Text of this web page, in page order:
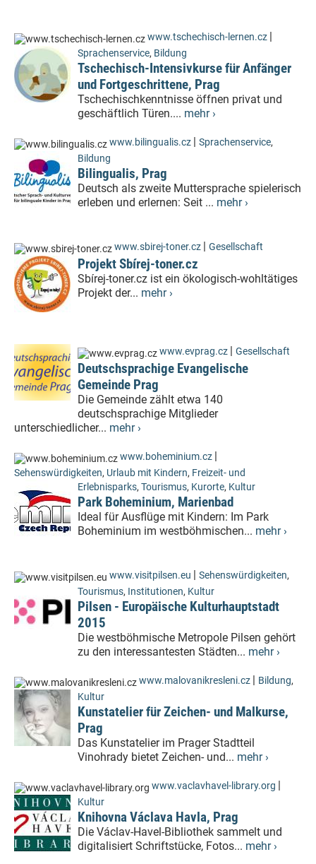
www.tschechisch-lernen.cz |
Sprachenservice, Bildung
Tschechisch-Intensivkurse für Anfänger
und Fortgeschrittene, Prag
Tschechischkenntnisse öffnen privat und
geschäftlich Türen.... mehr ›
www.bilingualis.cz | Sprachenservice,
Bildung
Bilingualis, Prag
Deutsch als zweite Muttersprache spielerisch
erleben und erlernen: Seit ... mehr ›
www.sbirej-toner.cz | Gesellschaft
Projekt Sbírej-toner.cz
Sbírej-toner.cz ist ein ökologisch-wohltätiges
Projekt der... mehr ›
www.evprag.cz | Gesellschaft
Deutschsprachige Evangelische
Gemeinde Prag
Die Gemeinde zählt etwa 140
deutschsprachige Mitglieder
unterschiedlicher... mehr ›
www.boheminium.cz |
Sehenswürdigkeiten, Urlaub mit Kindern, Freizeit- und
Erlebnisparks, Tourismus, Kurorte, Kultur
Park Boheminium, Marienbad
Ideal für Ausflüge mit Kindern: Im Park
Boheminium im westböhmischen... mehr ›
www.visitpilsen.eu | Sehenswürdigkeiten,
Tourismus, Institutionen, Kultur
Pilsen - Europäische Kulturhauptstadt
2015
Die westböhmische Metropole Pilsen gehört
zu den interessantesten Städten... mehr ›
www.malovanikresleni.cz | Bildung,
Kultur
Kunstatelier für Zeichen- und Malkurse,
Prag
Das Kunstatelier im Prager Stadtteil
Vinohrady bietet Zeichen- und... mehr ›
www.vaclavhavel-library.org |
Kultur
Knihovna Václava Havla, Prag
Die Václav-Havel-Bibliothek sammelt und
digitalisiert Schriftstücke, Fotos... mehr ›